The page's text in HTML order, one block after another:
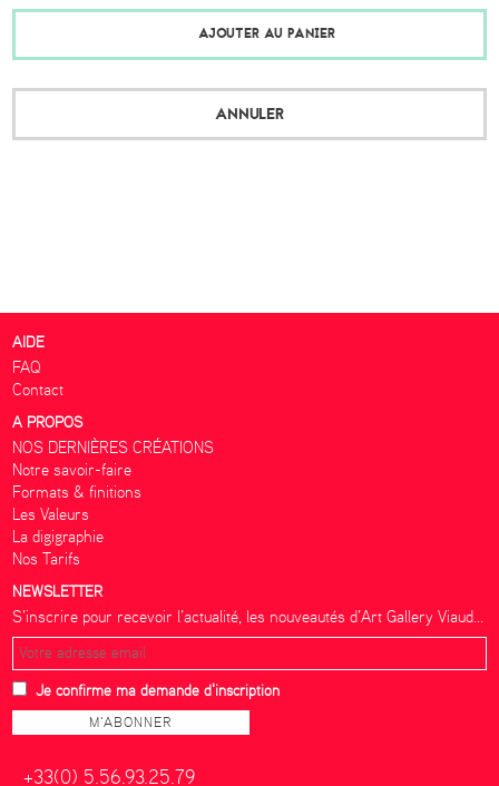
ANNULER
AJOUTER AU PANIER
AIDE
FAQ
Contact
A PROPOS
NOS DERNIÈRES CRÉATIONS
Notre savoir-faire
Formats & finitions
Les Valeurs
La digigraphie
Nos Tarifs
NEWSLETTER
S’inscrire pour recevoir l’actualité, les nouveautés d’Art Gallery Viaud...
Je confirme ma demande d'inscription
+33(0) 5.56.93.25.79